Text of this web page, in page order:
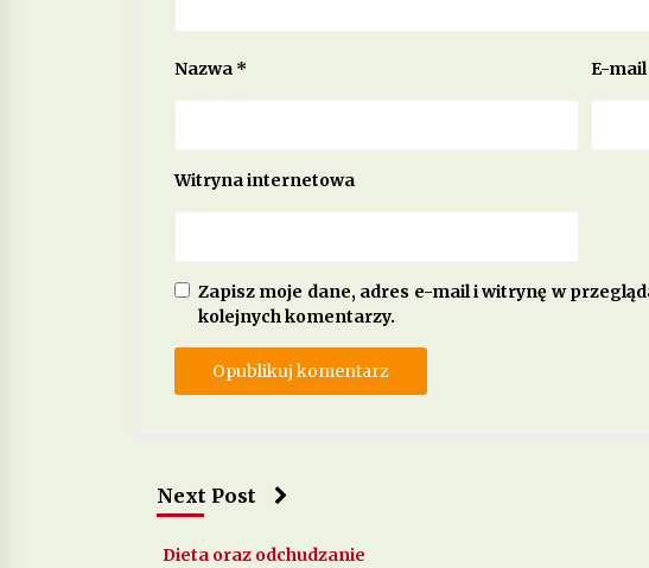
Nazwa * E-mail
Witryna internetowa
Zapisz moje dane, adres e-mail i witrynę w
kolejnych komentarzy.
Next Post
Dieta oraz odchudzanie